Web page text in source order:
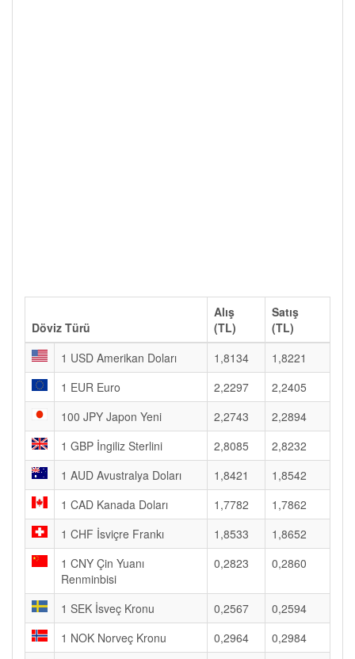
Döviz Türü
Alış
(TL)
Satış
(TL)
1 USD Amerikan Doları
1,8134
1,8221
1 EUR Euro
2,2297
2,2405
100 JPY Japon Yeni
2,2743
2,2894
1 GBP İngiliz Sterlini
2,8085
2,8232
1 AUD Avustralya Doları
1,8421
1,8542
1 CAD Kanada Doları
1,7782
1,7862
1 CHF İsviçre Frankı
1,8533
1,8652
1 CNY Çin Yuanı
Renminbisi
0,2823 0,2860
1 SEK İsveç Kronu 0,2567
0,2594
1 NOK Norveç Kronu
0,2964
0,2984